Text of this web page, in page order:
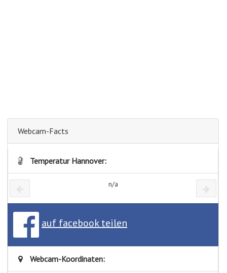
Webcam-Facts
Temperatur Hannover:
n/a
auf facebook teilen
Webcam-Koordinaten: